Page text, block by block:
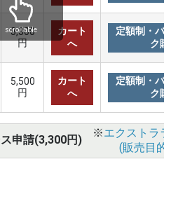
3,300
円
カート
へ
定額制・バリ
ク購
5,500
円
カート
へ
定額制・バリ
ク購
申請(3,300円)
※エクストララ
(販売目的
scrollable